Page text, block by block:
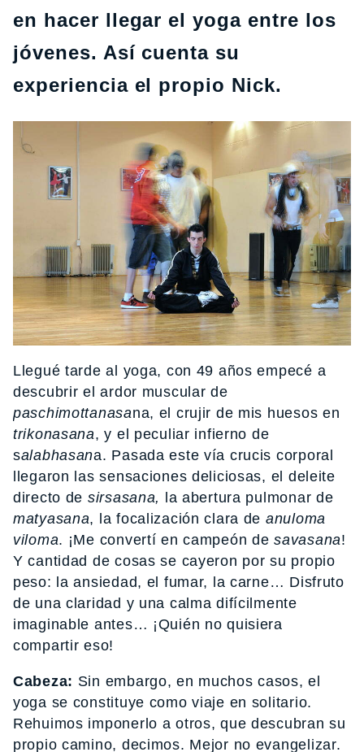
en hacer llegar el yoga entre los
jóvenes. Así cuenta su
experiencia el propio Nick.
Llegué tarde al yoga, con 49 años empecé a
descubrir el ardor muscular de
paschimottanasana, el crujir de mis huesos en
trikonasana, y el peculiar infierno de
salabhasana. Pasada este vía crucis corporal
llegaron las sensaciones deliciosas, el deleite
directo de sirsasana,
la abertura pulmonar de
matyasana, la focalización clara de anuloma
viloma. ¡Me convertí en campeón desavasana!
Y cantidad de cosas se cayeron por su propio
peso: la ansiedad, el fumar, la carne… Disfruto
de una claridad y una calma difícilmente
imaginable antes… ¡Quién no quisiera
compartir eso!
Cabeza: Sin embargo, en muchos casos, el
yoga se constituye como viaje en solitario.
Rehuimos imponerlo a otros, que descubran su
propio camino, decimos. Mejor no evangelizar.